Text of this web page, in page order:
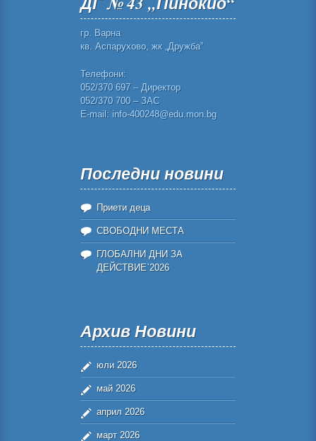
гр. Варна
кв. Аспарухово, жк „Дружба”
Телефони:
052/370 697 – Директор
052/370 700 – ЗАС
E-mail: info-400248@edu.mon.bg
Последни новини
Приети деца
СВОБОДНИ МЕСТА
ГЛОБАЛНИ ДНИ ЗА
ДЕЙСТВИЕ`2026
Архив Новини
юли 2026
май 2026
април 2026
март 2026